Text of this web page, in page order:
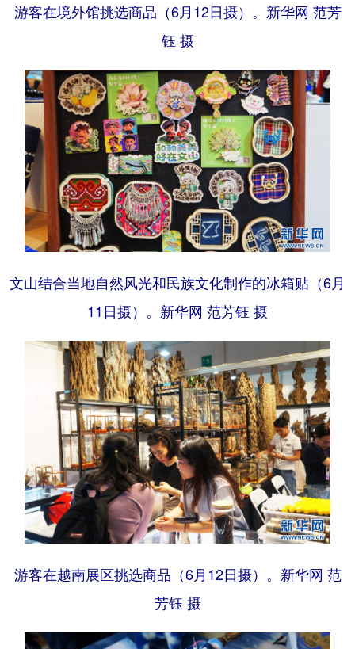
游客在境外馆挑选商品（6月12日摄）。新华网 范芳
钰 摄
文山结合当地自然风光和民族文化制作的冰箱贴（6月
11日摄）。新华网 范芳钰 摄
游客在越南展区挑选商品（6月12日摄）。新华网 范
芳钰 摄